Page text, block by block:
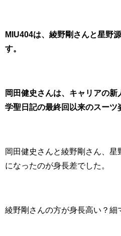
MIU404は、綾野剛さんと星野
す。
岡田健史さんは、キャリアの
学聖日記の最終回以来のスーツ
岡田健史さんと綾野剛さん、
になったのが身長差でした。
綾野剛さんの方が身長高い？細